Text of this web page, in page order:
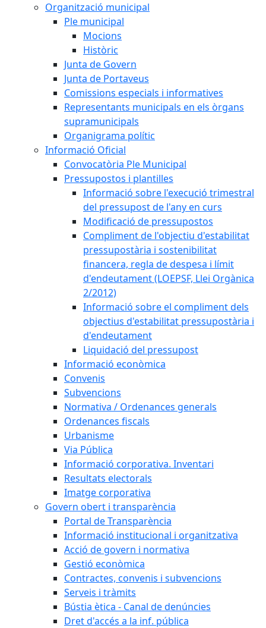
Organització municipal
Ple municipal
Mocions
Històric
Junta de Govern
Junta de Portaveus
Comissions especials i informatives
Representants municipals en els òrgans
supramunicipals
Organigrama polític
Informació Oficial
Convocatòria Ple Municipal
Pressupostos i plantilles
Informació sobre l'execució trimestral
del pressupost de l'any en curs
Modificació de pressupostos
Compliment de l'objectiu d'estabilitat
pressupostària i sostenibilitat
financera, regla de despesa i límit
d'endeutament (LOEPSF, Llei Orgànica
2/2012)
Informació sobre el compliment dels
objectius d'estabilitat pressupostària i
d'endeutament
Liquidació del pressupost
Informació econòmica
Convenis
Subvencions
Normativa / Ordenances generals
Ordenances fiscals
Urbanisme
Via Pública
Informació corporativa. Inventari
Resultats electorals
Imatge corporativa
Govern obert i transparència
Portal de Transparència
Informació institucional i organitzativa
Acció de govern i normativa
Gestió econòmica
Contractes, convenis i subvencions
Serveis i tràmits
Bústia ètica - Canal de denúncies
Dret d'accés a la inf. pública